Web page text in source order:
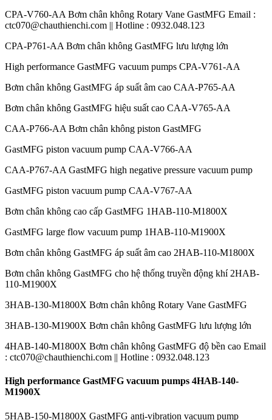
CPA-V760-AA Bơm chân không Rotary Vane GastMFG Email :
ctc070@chauthienchi.com || Hotline : 0932.048.123
CPA-P761-AA Bơm chân không GastMFG lưu lượng lớn
High performance GastMFG vacuum pumps CPA-V761-AA
Bơm chân không GastMFG áp suất âm cao CAA-P765-AA
Bơm chân không GastMFG hiệu suất cao CAA-V765-AA
CAA-P766-AA Bơm chân không piston GastMFG
GastMFG piston vacuum pump CAA-V766-AA
CAA-P767-AA GastMFG high negative pressure vacuum pump
GastMFG piston vacuum pump CAA-V767-AA
Bơm chân không cao cấp GastMFG 1HAB-110-M1800X
GastMFG large flow vacuum pump 1HAB-110-M1900X
Bơm chân không GastMFG áp suất âm cao 2HAB-110-M1800X
Bơm chân không GastMFG cho hệ thống truyền động khí 2HAB-
110-M1900X
3HAB-130-M1800X Bơm chân không Rotary Vane GastMFG
3HAB-130-M1900X Bơm chân không GastMFG lưu lượng lớn
4HAB-140-M1800X Bơm chân không GastMFG độ bền cao Email
: ctc070@chauthienchi.com || Hotline : 0932.048.123
High performance GastMFG vacuum pumps 4HAB-140-
M1900X
5HAB-150-M1800X GastMFG anti-vibration vacuum pump